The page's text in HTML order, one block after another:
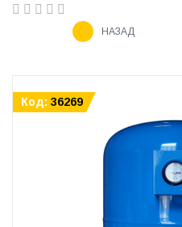
НАЗАД
Код: 36269